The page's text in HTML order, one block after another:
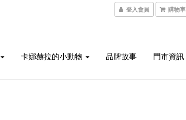
登入會員 購物車
卡娜赫拉的小動物 品牌故事 門市資訊